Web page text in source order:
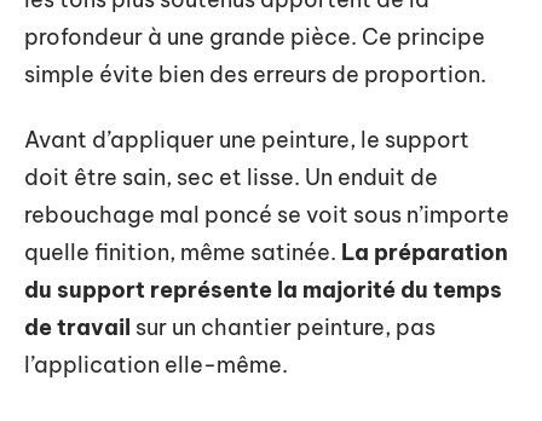
profondeur à une grande pièce. Ce principe
simple évite bien des erreurs de proportion.
Avant d’appliquer une peinture, le support
doit être sain, sec et lisse. Un enduit de
rebouchage mal poncé se voit sous n’importe
quelle finition, même satinée. La préparation
du support représente la majorité du temps
de travail sur un chantier peinture, pas
l’application elle-même.